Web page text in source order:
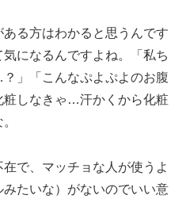
る方はわかると思うんです
になるんですよね。「私ち
」「こんなぷよぷよのお腹
しなきゃ…汗かくから化粧
で、マッチョな人が使うよ
たいな）がないのでいい意